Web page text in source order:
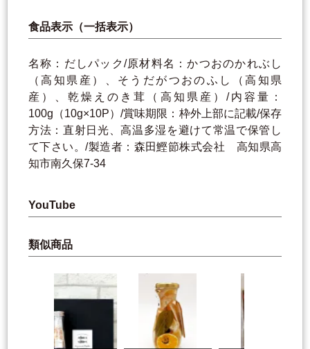
食品表示（一括表示）
名称：だしパック/原材料名：かつおのかれぶし
（高知県産）、そうだがつおのふし（高知県
産）、乾燥えのき茸（高知県産）/内容量：
100g（10g×10P）/賞味期限：枠外上部に記載/保存
方法：直射日光、高温多湿を避けて常温で保管し
て下さい。/製造者：森田鰹節株式会社 高知県高
知市南久保7-34
YouTube
類似商品